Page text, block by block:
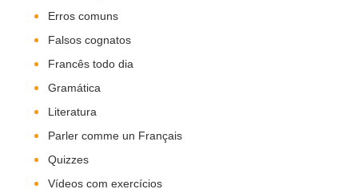
Erros comuns
Falsos cognatos
Francês todo dia
Gramática
Literatura
Parler comme un Français
Quizzes
Vídeos com exercícios